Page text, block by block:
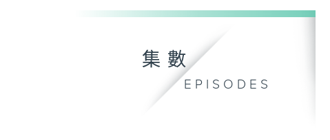
集數
EPISODES